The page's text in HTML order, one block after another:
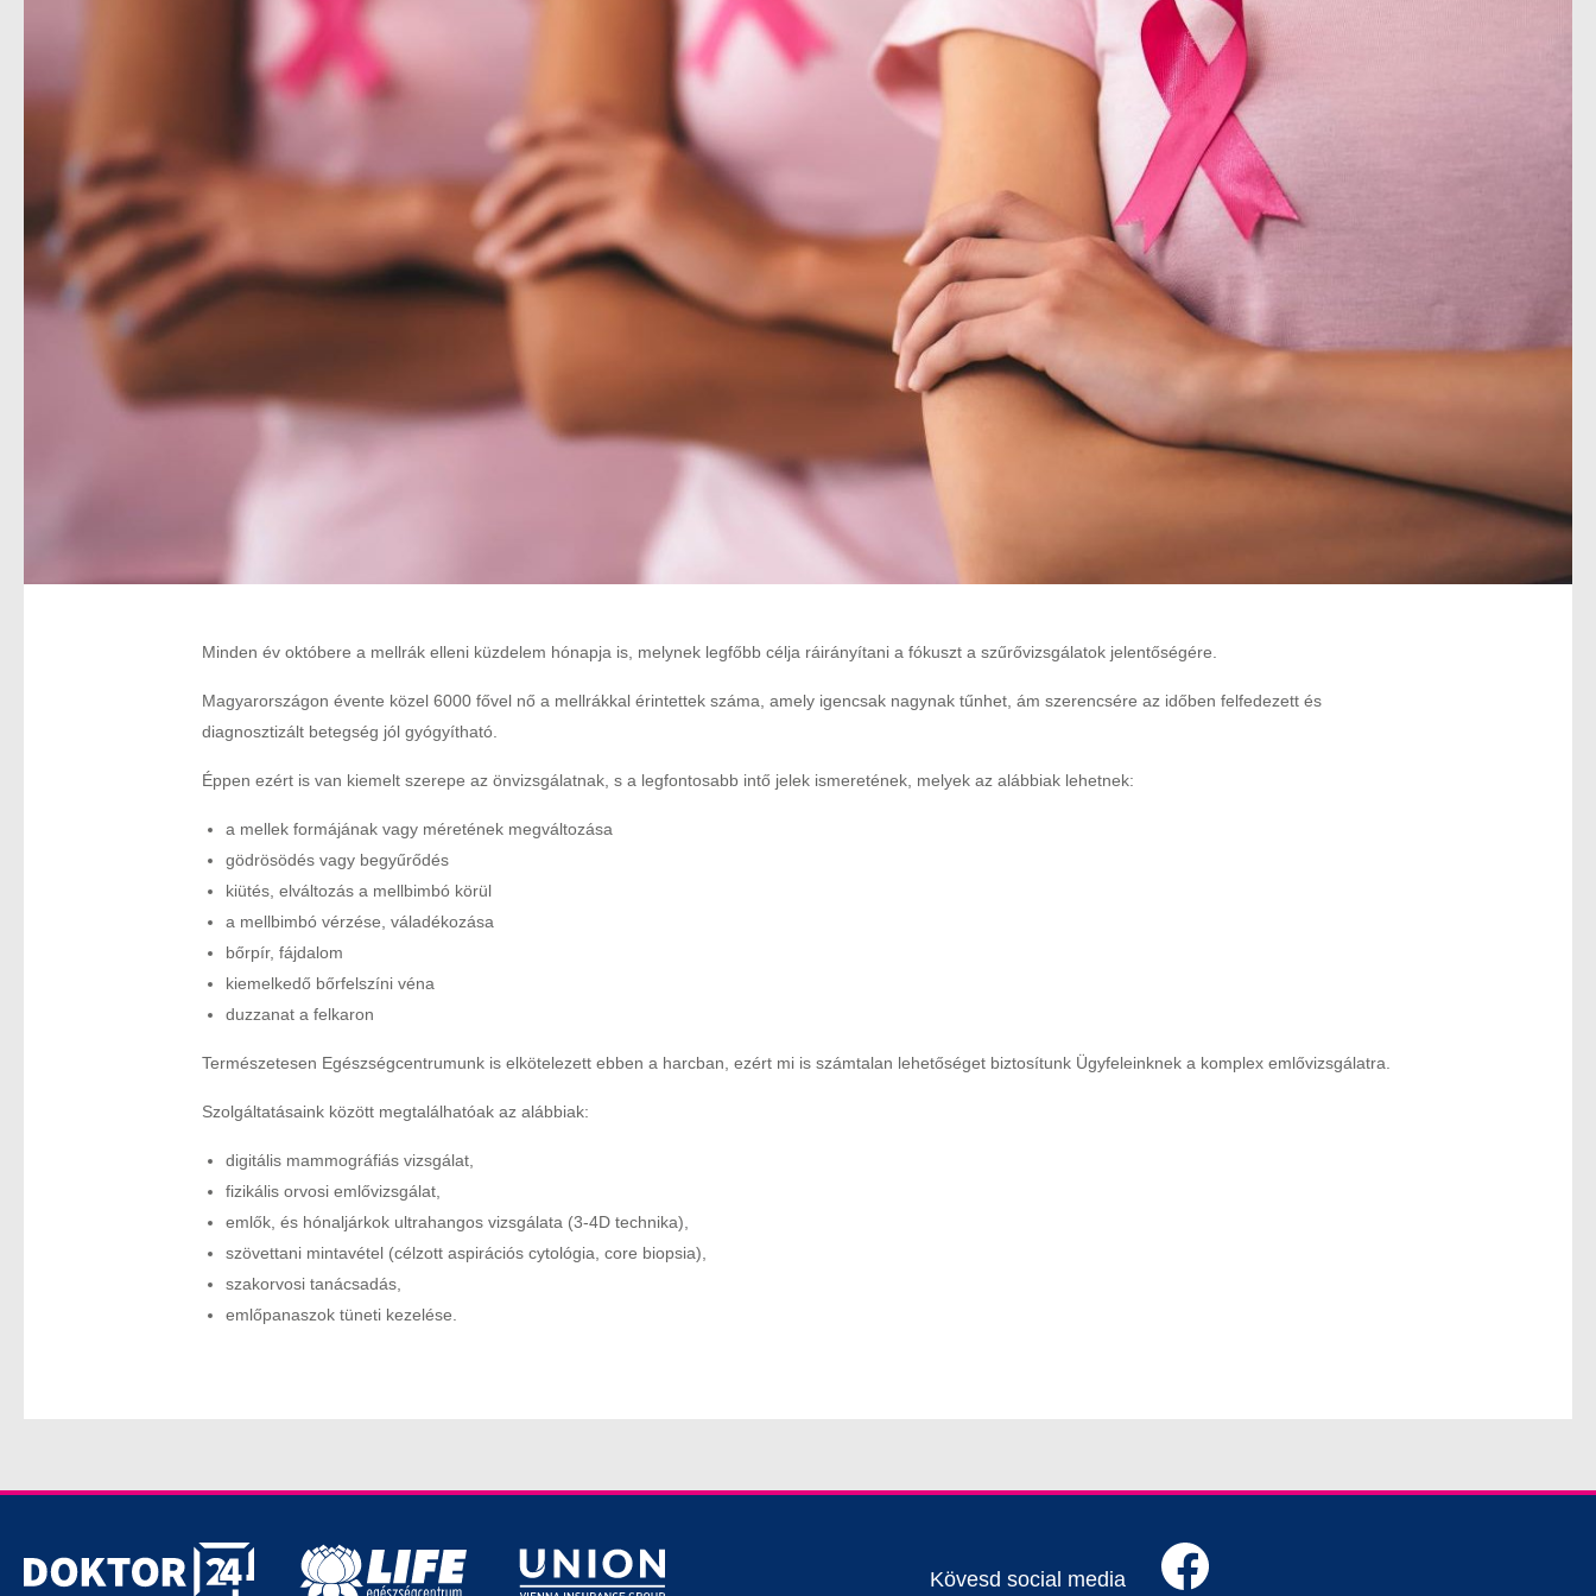
Minden év októbere a mellrák elleni küzdelem hónapja is, melynek legfőbb célja ráirányítani a fókuszt a szűrővizsgálatok jelentőségére.
Magyarországon évente közel 6000 fővel nő a mellrákkal érintettek száma, amely igencsak nagynak tűnhet, ám szerencsére az időben felfedezett és
diagnosztizált betegség jól gyógyítható.
Éppen ezért is van kiemelt szerepe az önvizsgálatnak, s a legfontosabb intő jelek ismeretének, melyek az alábbiak lehetnek:
a mellek formájának vagy méretének megváltozása
gödrösödés vagy begyűrődés
kiütés, elváltozás a mellbimbó körül
a mellbimbó vérzése, váladékozása
bőrpír, fájdalom
kiemelkedő bőrfelszíni véna
duzzanat a felkaron
Természetesen Egészségcentrumunk is elkötelezett ebben a harcban, ezért mi is számtalan lehetőséget biztosítunk Ügyfeleinknek a komplex emlővizsgálatra.
Szolgáltatásaink között megtalálhatóak az alábbiak:
digitális mammográfiás vizsgálat,
fizikális orvosi emlővizsgálat,
emlők, és hónaljárkok ultrahangos vizsgálata (3-4D technika),
szövettani mintavétel (célzott aspirációs cytológia, core biopsia),
szakorvosi tanácsadás,
emlőpanaszok tüneti kezelése.
Kövesd social media